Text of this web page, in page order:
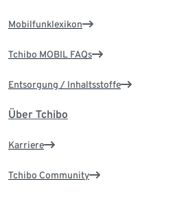
Mobilfunklexikon
Tchibo MOBIL FAQs
Entsorgung / Inhaltsstoffe
Über Tchibo
Karriere
Tchibo Community